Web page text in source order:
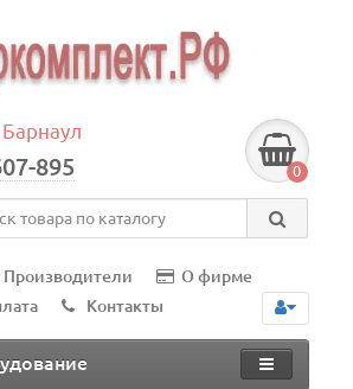
Барнаул
895 0
Производители
О фирме
Контакты